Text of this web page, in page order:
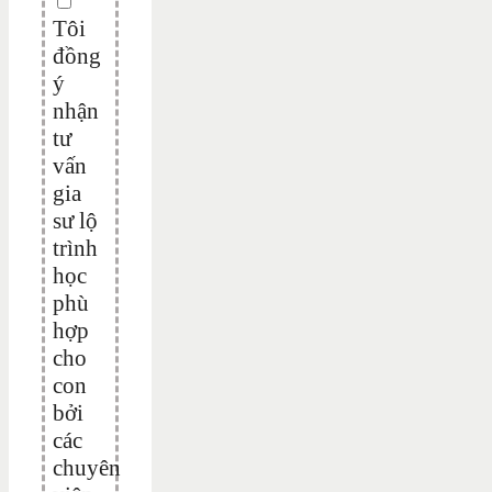
Tôi
đồng
ý
nhận
tư
vấn
gia
sư lộ
trình
học
phù
hợp
cho
con
bởi
các
chuyên